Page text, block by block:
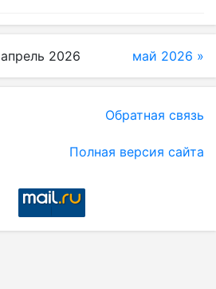
апрель 2026 май 2026 »
Обратная связь
Полная версия сайта